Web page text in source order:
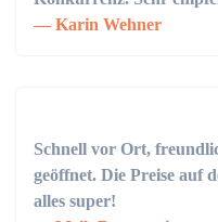
Karin Wehner
Schnell vor Ort,
geöffnet. Die Preise auf
alles super!